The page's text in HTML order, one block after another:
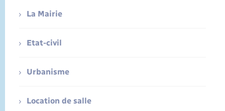
La Mairie
Etat-civil
Urbanisme
Location de salle